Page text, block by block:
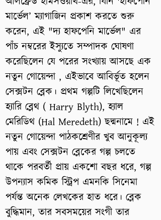
মার্ভেল’ ম্যাগাজিন প্রকাশ করতে শুরু
করেন, এই "দ্য হাফপেনি মার্ভেল" এর
পাঁচ নম্বরের ইস্যুতে সম্পাদক ঘোষণা
করেছিলেন যে পরের সংখ্যায় আসছে এক
নতুন গোয়েন্দা , এইভাবে আবির্ভূত হলেন
সেক্সটন ব্লেক। প্রথম গল্পটি লিখেছিলেন
হ্যারি ব্লেথ ( Harry Blyth), হ্যাল
মেরিডিথ (Hal Meredeth) ছদ্মনামে ! এই
নতুন গোয়েন্দা পাঠকশ্রেণীর খুব আনুকূল্য
পায় এবং সেক্সটন ব্লেকের গল্প চলতে
থাকে পরবর্তী প্রায় একশো বছর ধরে, গল্প
উপন্যাস কমিক স্ট্রিপ এমনকি সিনেমা
পর্যন্ত অনেক লেখকের হাত ধরে। ব্লেক
বুদ্ধিমান, তার সবসময়ের সংগী তার